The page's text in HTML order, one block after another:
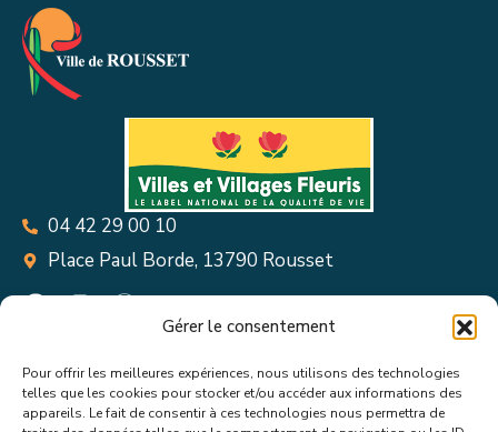
Gérer le consentement
Pour offrir les meilleures expériences, nous utilisons des technologies
telles que les cookies pour stocker et/ou accéder aux informations des
appareils. Le fait de consentir à ces technologies nous permettra de
04 42 29 00 10
Place Paul Borde, 13790 Rousset
Suivez toutes les informations &